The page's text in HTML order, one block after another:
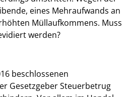
eines Mehraufwands an
Müllaufkommens. Muss
werden?
beschlossenen
Gesetzgeber Steuerbetrug